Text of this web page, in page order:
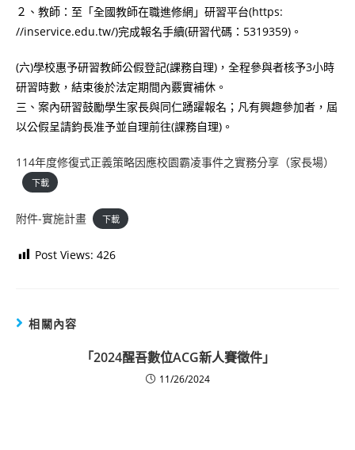
２、教師：至「全國教師在職進修網」研習平台(https:
//inservice.edu.tw/)完成報名手續(研習代碼：5319359)。
(六)學校惠予研習教師公假登記(課務自理)，全程參與者核予3小時
研習時數，結束後於法定期間內覈實補休。
三、案內研習鼓勵學生家長與同仁踴躍報名；凡有興趣參加者，屆
以公假呈請鈞長准予並自理前往(課務自理)。
114年度修復式正義策略因應校園霸凌事件之實務分享（家長場）
下載
附件-實施計畫 下載
Post Views: 426
相關內容
「2024醒吾數位ACG新人賽徵件」
11/26/2024